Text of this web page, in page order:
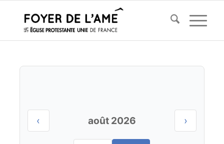
‹ août 2026 ›